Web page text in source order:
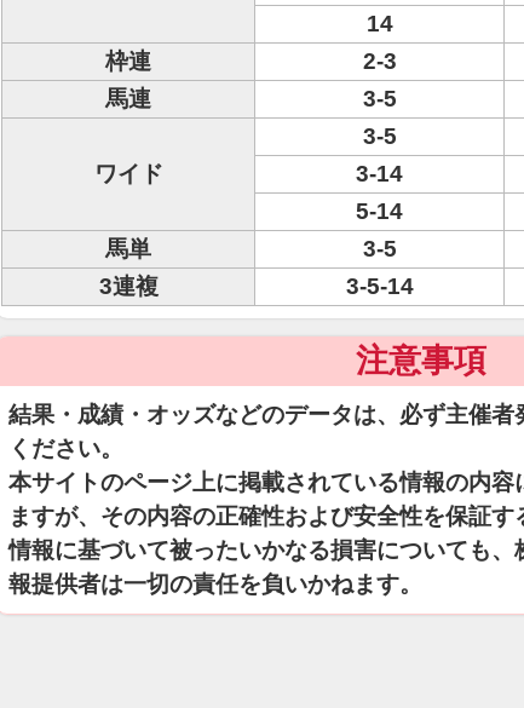
14
枠連
2-3
馬連
3-5
ワイド
3-5
3-14
5-14
馬単
3-5
3連複
3-5-14
注意事項
結果・成績・オッズなどのデータは、必ず主催
ください。
本サイトのページ上に掲載されている情報の内容
ますが、その内容の正確性および安全性を保証
情報に基づいて被ったいかなる損害についても
報提供者は一切の責任を負いかねます。